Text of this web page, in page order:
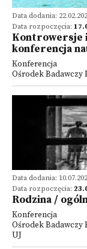
Data dodania:
Data rozpoczęcia:
Kontrowersje
konferencja
Konferencja
Ośrodek Badawczy
Data dodania:
Data rozpoczęcia:
Rodzina /
Konferencja
Ośrodek Badawczy
UJ